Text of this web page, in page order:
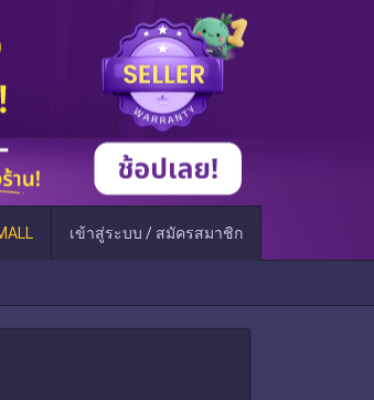
เข้าสู่ระบบ / สมัครสมาชิก